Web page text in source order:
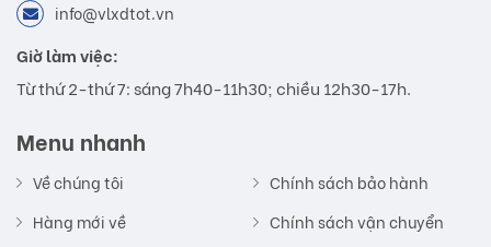
info@vlxdtot.vn
Giờ làm việc:
Từ thứ 2-thứ 7: sáng 7h40-11h30; chiều 12h30-17h.
Menu nhanh
Về chúng tôi
Hàng mới về
Chính sách bảo hành
Chính sách vận chuyển